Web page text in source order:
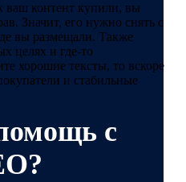
ваш контент купили, вы
Значит, его нужно снять с
вы размещали. Также
целях и где-то
хорошие тексты, то вскоре
и стабильные
с